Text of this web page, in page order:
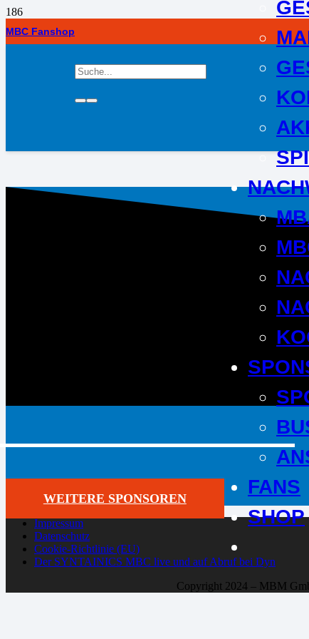
MBC Fanshop
FANS
SHOP
WEITERE SPONSOREN
Impressum
Datenschutz
Cookie-Richtlinie (EU)
Der SYNTAINICS MBC live und auf Abruf bei Dyn
Copyright 2024 – MBM